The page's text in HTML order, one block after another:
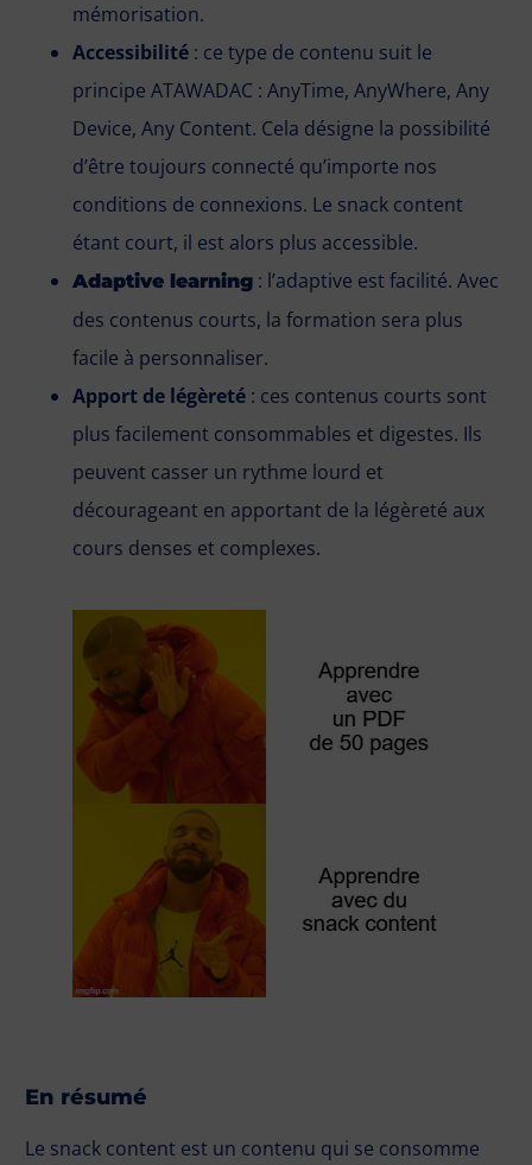
mémorisation.
Accessibilité : ce type de contenu suit le
principe ATAWADAC : AnyTime, AnyWhere, Any
Device, Any Content. Cela désigne la possibilité
d’être toujours connecté qu’importe nos
conditions de connexions. Le snack content
étant court, il est alors plus accessible.
Adaptive learning : l’adaptive est facilité. Avec
des contenus courts, la formation sera plus
facile à personnaliser.
Apport de légèreté : ces contenus courts sont
plus facilement consommables et digestes. Ils
peuvent casser un rythme lourd et
décourageant en apportant de la légèreté aux
cours denses et complexes.
En résumé
Le snack content est un contenu qui se consomme